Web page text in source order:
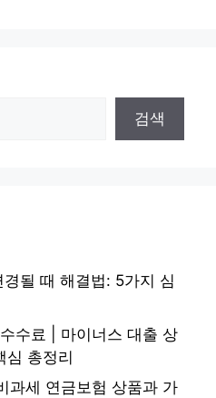
검색
될 때 해결법: 5가지 심
수료 | 마이너스 대출 상
심 총정리
과세 연금보험 상품과 가